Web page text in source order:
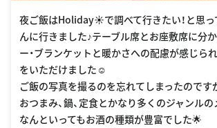
夜ご飯はHoliday☀️で調べて行きたい！と思っ
んに行きました♪テーブル席とお座敷席に分
ー・ブランケットと暖かさへの配慮が感じら
をいただけました☺︎
ご飯の写真を撮るのを忘れてしまったのです
おつまみ、鍋、定食とかなり多くのジャンルの
なんといってもお酒の種類が豊富でした🌟